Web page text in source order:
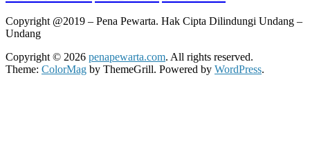
Copyright @2019 – Pena Pewarta. Hak Cipta Dilindungi Undang –
Undang
Copyright © 2026 penapewarta.com. All rights reserved.
Theme: ColorMag by ThemeGrill. Powered by WordPress.